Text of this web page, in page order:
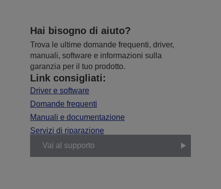
Hai bisogno di aiuto?
Trova le ultime domande frequenti, driver,
manuali, software e informazioni sulla
garanzia per il tuo prodotto.
Link consigliati:
Driver e software
Domande frequenti
Manuali e documentazione
Servizi di riparazione
Vai al supporto